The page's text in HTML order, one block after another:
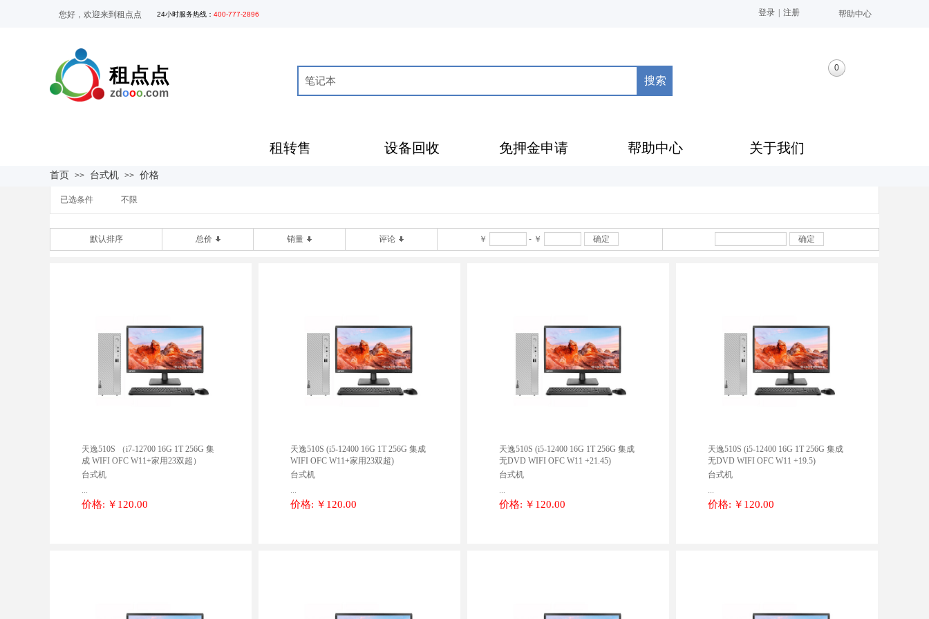
登录 注册
您好，欢迎来到租点点 帮助中心
24小时服务热线 ： 400-777-2896
租点点
zdooo.com
0
搜索
租转售 设备回收 免押金申请 帮助中心 关于我们
首页 >> 台式机 >> 价格
已选条件 不限
默认排序 总价 销量 评论 ￥ - ￥ 确定 确定
天逸510S （i7-12700 16G 1T 256G 集
成 WIFI OFC W11+家用23双超）
台式机
...
价格: ￥120.00
天逸510S (i5-12400 16G 1T 256G 集成
WIFI OFC W11+家用23双超)
台式机
...
价格: ￥120.00
天逸510S (i5-12400 16G 1T 256G 集成
无DVD WIFI OFC W11 +21.45)
台式机
...
价格: ￥120.00
天逸510S (i5-12400 16G 1T 256G 集成
无DVD WIFI OFC W11 +19.5)
台式机
...
价格: ￥120.00